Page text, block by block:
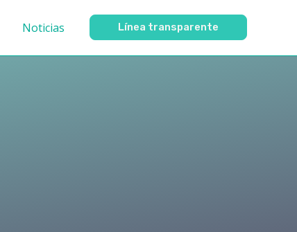
Noticias Línea transparente